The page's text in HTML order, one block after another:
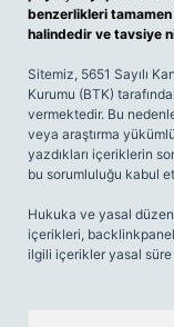
benzerlikleri
halindedir ve tavsiye
Sitemiz, 5651 Sayılı
Kurumu (BTK)
vermektedir. Bu
veya araştırma
yazdıkları içeriklerin
bu sorumluluğu kabul
Hukuka ve yasal
içerikleri,
ilgili içerikler yasal süre